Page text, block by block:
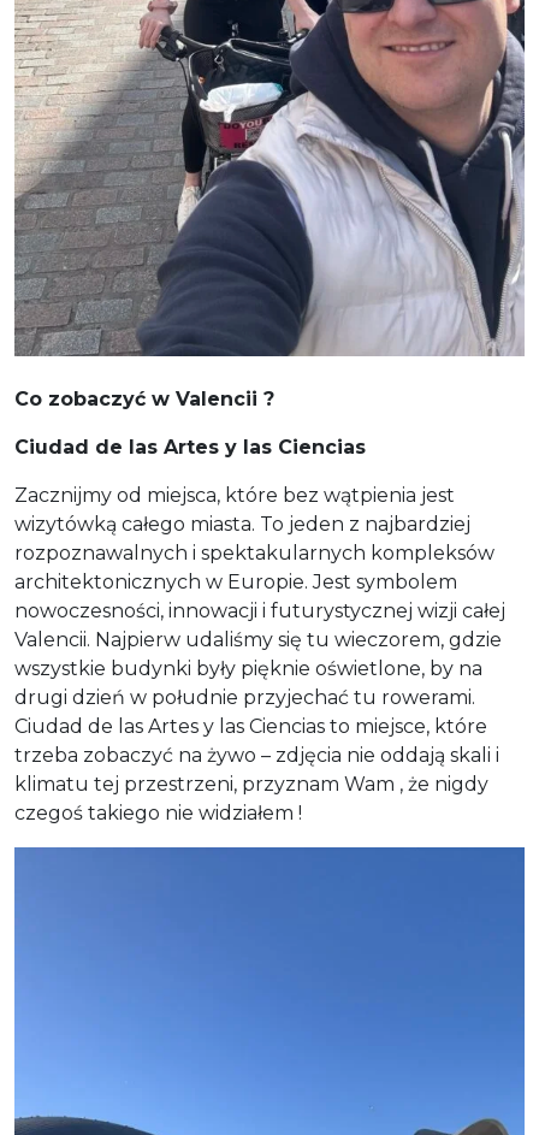
Co zobaczyć w Valencii ?
Ciudad de las Artes y las Ciencias
Zacznijmy od miejsca, które bez wątpienia jest
wizytówką całego miasta. To jeden z najbardziej
rozpoznawalnych i spektakularnych kompleksów
architektonicznych w Europie. Jest symbolem
nowoczesności, innowacji i futurystycznej wizji całej
Valencii. Najpierw udaliśmy się tu wieczorem, gdzie
wszystkie budynki były pięknie oświetlone, by na
drugi dzień w południe przyjechać tu rowerami.
Ciudad de las Artes y las Ciencias to miejsce, które
trzeba zobaczyć na żywo – zdjęcia nie oddają skali i
klimatu tej przestrzeni, przyznam Wam , że nigdy
czegoś takiego nie widziałem !